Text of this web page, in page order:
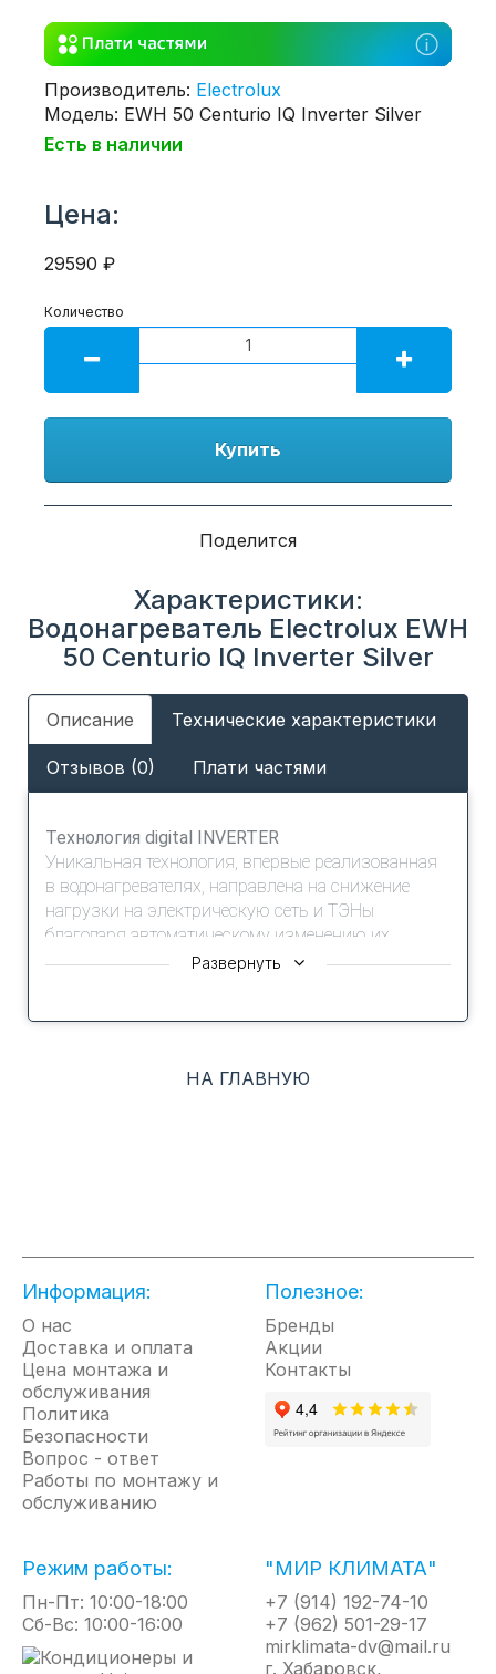
Производитель: Electrolux
Модель: EWH 50 Centurio IQ Inverter Silver
Есть в наличии
Цена:
29590 ₽
Количество
Купить
Поделится
Характеристики:
Водонагреватель Electrolux EWH
50 Centurio IQ Inverter Silver
Описание Технические характеристики
Отзывов (0) Плати частями
Технология digital INVERTER
Уникальная технология, впервые реализованная
в водонагревателях, направлена на снижение
нагрузки на электрическую сеть и ТЭНы
благодаря автоматическому изменению их
мощности. Другим словами, ТЭНы сами
электроэнергия и ресурс работы нагревательных
электроэнергию.
Технология SMART MEMORY
Это технология запоминаний привычек
пользователя. После первых 14 дней знакомства
водонагревателя с вашими привычками вы
можете больше не задумываться об управлении
водонагревателя, прибор на основе опыта вашего
использования составит алгоритм, по которому в
дальнейшем будет работать, — водонагреватель
сам решит, когда ему необходимо подготовить
Электронный анод
Водонагреватели серии оснащены активным
анодом (электронным анодом). Анод представляет
собой титановый стержень и обеспечивает защиту
от коррозии всегда, когда водонагреватель
Развернуть
НА ГЛАВНУЮ
Информация:
О нас
Доставка и оплата
Цена монтажа и
обслуживания
Политика
Безопасности
Вопрос - ответ
Работы по монтажу и
обслуживанию
Полезное:
Бренды
Акции
Контакты
Режим работы:
Пн-Пт: 10:00-18:00
Сб-Вс: 10:00-16:00
"МИР КЛИМАТА"
+7 (914) 192-74-10
+7 (962) 501-29-17
mirklimata-dv@mail.ru
г. Хабаровск,